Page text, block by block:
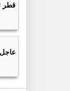
قطر